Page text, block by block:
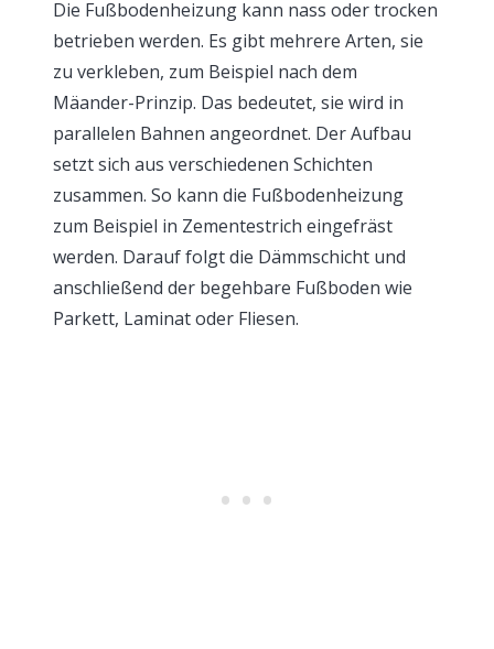
Die Fußbodenheizung kann nass oder trocken
betrieben werden. Es gibt mehrere Arten, sie
zu verkleben, zum Beispiel nach dem
Mäander-Prinzip. Das bedeutet, sie wird in
parallelen Bahnen angeordnet. Der Aufbau
setzt sich aus verschiedenen Schichten
zusammen. So kann die Fußbodenheizung
zum Beispiel in Zementestrich eingefräst
werden. Darauf folgt die Dämmschicht und
anschließend der begehbare Fußboden wie
Parkett, Laminat oder Fliesen.